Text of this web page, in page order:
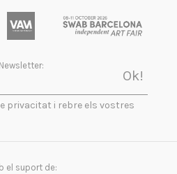
Newsletter:
privacitat i rebre els vostres
el suport de: